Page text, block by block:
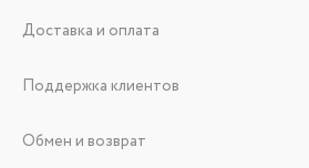
Доставка и оплата
Поддержка клиентов
Обмен и возврат